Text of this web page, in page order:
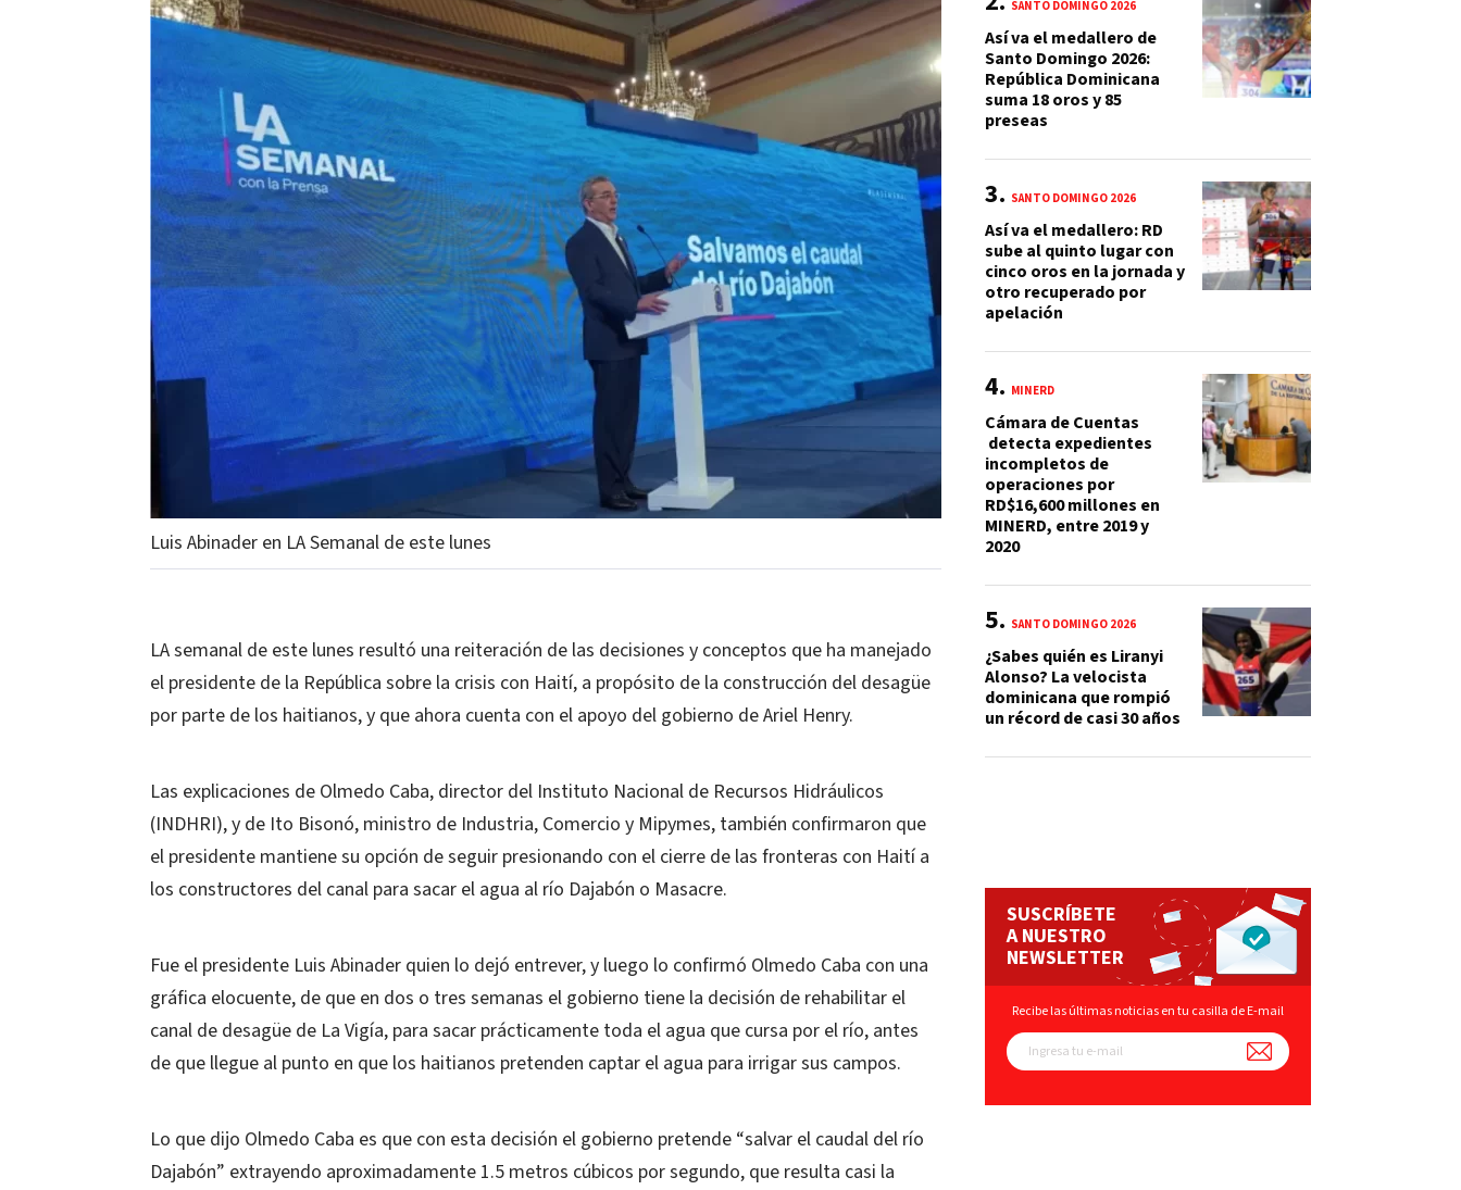
Luis Abinader en LA Semanal de este lunes
LA semanal de este lunes resultó una reiteración de las decisiones y conceptos que ha manejado
el presidente de la República sobre la crisis con Haití, a propósito de la construcción del desagüe
por parte de los haitianos, y que ahora cuenta con el apoyo del gobierno de Ariel Henry.
Las explicaciones de Olmedo Caba, director del Instituto Nacional de Recursos Hidráulicos
(INDHRI), y de Ito Bisonó, ministro de Industria, Comercio y Mipymes, también confirmaron que
el presidente mantiene su opción de seguir presionando con el cierre de las fronteras con Haití a
los constructores del canal para sacar el agua al río Dajabón o Masacre.
Fue el presidente Luis Abinader quien lo dejó entrever, y luego lo confirmó Olmedo Caba con una
gráfica elocuente, de que en dos o tres semanas el gobierno tiene la decisión de rehabilitar el
canal de desagüe de La Vigía, para sacar prácticamente toda el agua que cursa por el río, antes
de que llegue al punto en que los haitianos pretenden captar el agua para irrigar sus campos.
Lo que dijo Olmedo Caba es que con esta decisión el gobierno pretende “salvar el caudal del río
Dajabón” extrayendo aproximadamente 1.5 metros cúbicos por segundo, que resulta casi la
SANTO DOMINGO 2026
Así va el medallero de
Santo Domingo 2026:
República Dominicana
suma 18 oros y 85
preseas
SANTO DOMINGO 2026
Así va el medallero: RD
sube al quinto lugar con
cinco oros en la jornada y
otro recuperado por
apelación
MINERD
Cámara de Cuentas
detecta expedientes
incompletos de
operaciones por
RD$16,600 millones en
MINERD, entre 2019 y
2020
SANTO DOMINGO 2026
¿Sabes quién es Liranyi
Alonso? La velocista
dominicana que rompió
un récord de casi 30 años
SUSCRÍBETE
A NUESTRO
NEWSLETTER
Recibe las últimas noticias en tu casilla de E-mail